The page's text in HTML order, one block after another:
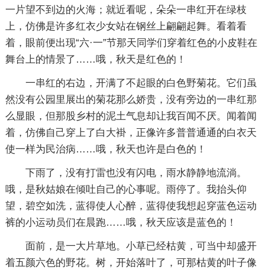
一片望不到边的火海；就近看呢，朵朵一串红开在绿枝
上，仿佛是许多红衣少女站在钢丝上翩翩起舞。看着看
着，眼前便出现“六·一”节那天同学们穿着红色的小皮鞋在
舞台上的情景了……哦，秋天是红色的！
一串红的右边，开满了不起眼的白色野菊花。它们虽
然没有公园里展出的菊花那么娇贵，没有旁边的一串红那
么显眼，但那股乡村的泥土气息却让我百闻不厌。闻着闻
着，仿佛自己穿上了白大褂，正像许多普普通通的白衣天
使一样为民治病……哦，秋天也许是白色的！
下雨了，没有打雷也没有闪电，雨水静静地流淌。
哦，是秋姑娘在倾吐自己的心事呢。雨停了。我抬头仰
望，碧空如洗，蓝得使人心醉，蓝得使我想起穿蓝色运动
裤的小运动员们在晨跑……哦，秋天应该是蓝色的！
面前，是一大片草地。小草已经枯黄，可当中却盛开
着五颜六色的野花。树，开始落叶了，可那枯黄的叶子像